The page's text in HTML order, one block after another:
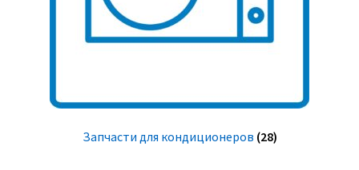
Запчасти для кондиционеров (28)